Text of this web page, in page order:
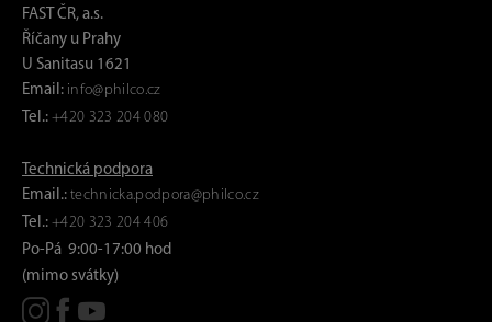
FAST ČR, a.s.
Říčany u Prahy
U Sanitasu 1621
Email: info@philco.cz
Tel.: +420 323 204 080
Technická podpora
Email.: technicka.podpora@philco.cz
Tel.: +420 323 204 406
Po-Pá 9:00-17:00 hod
(mimo svátky)